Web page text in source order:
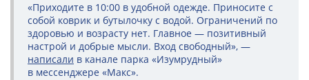
«Приходите в 10:00 в удобной одежде. Приносите с
собой коврик и бутылочку с водой. Ограничений по
здоровью и возрасту нет. Главное — позитивный
настрой и добрые мысли. Вход свободный», —
написали в канале парка «Изумрудный»
в мессенджере «Макс».